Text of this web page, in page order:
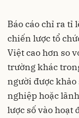
Báo cáo chỉ ra tỉ
chiến lược tổ
Việt cao hơn so
trường khác
người được
nghiệp hoặc
lược số vào hoạt